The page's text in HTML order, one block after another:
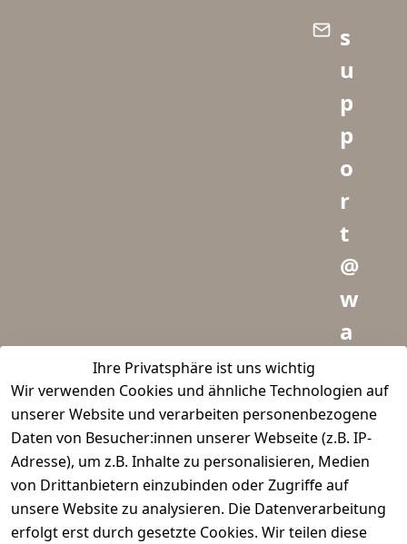
Ihre Privatsphäre ist uns wichtig
Wir verwenden Cookies und ähnliche Technologien auf
unserer Website und verarbeiten personenbezogene
Daten von Besucher:innen unserer Webseite (z.B. IP-
Adresse), um z.B. Inhalte zu personalisieren, Medien
von Drittanbietern einzubinden oder Zugriffe auf
unsere Website zu analysieren. Die Datenverarbeitung
erfolgt erst durch gesetzte Cookies. Wir teilen diese
s
u
p
p
o
r
t
@
w
a
d
m
e
i
s